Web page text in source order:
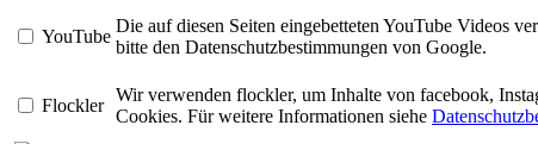
YouTube
Die auf diesen Seiten eingebetteten YouTube Videos
bitte den Datenschutzbestimmungen von Google.
Flockler
Wir verwenden flockler, um Inhalte von facebook,
Cookies. Für weitere Informationen siehe